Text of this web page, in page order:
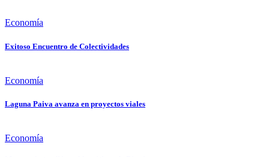
Economía
Exitoso Encuentro de Colectividades
Economía
Laguna Paiva avanza en proyectos viales
Economía